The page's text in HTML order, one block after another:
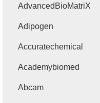
AdvancedBioMatriX
Adipogen
Accuratechemical
Academybiomed
Abcam